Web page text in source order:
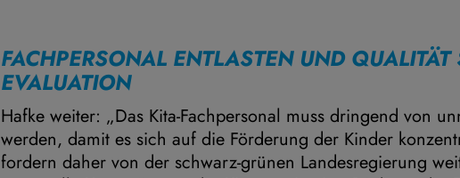
FACHPERSONAL ENTLASTEN UND
EVALUATION
Hafke weiter: „Das Kita-Fachpersonal muss dringend von
werden, damit es sich auf die Förderung der Kinder
fordern daher von der schwarz-grünen Landesregierung